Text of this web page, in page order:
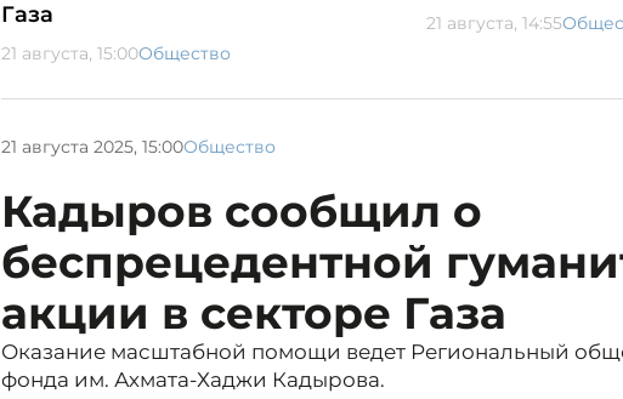
Газа
21 августа, 15:00Общество
21 августа, 14:55
21 августа 2025, 15:00Общество
Кадыров сообщил о
беспрецедентной
акции в секторе Газа
Оказание масштабной помощи ведет Региональный
фонда им. Ахмата-Хаджи Кадырова.